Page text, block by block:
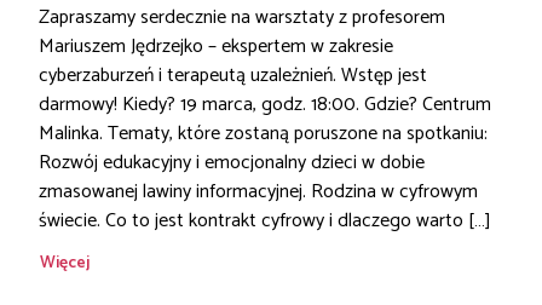
Zapraszamy serdecznie na warsztaty z profesorem
Mariuszem Jędrzejko – ekspertem w zakresie
cyberzaburzeń i terapeutą uzależnień. Wstęp jest
darmowy! Kiedy? 19 marca, godz. 18:00. Gdzie? Centrum
Malinka. Tematy, które zostaną poruszone na spotkaniu:
Rozwój edukacyjny i emocjonalny dzieci w dobie
zmasowanej lawiny informacyjnej. Rodzina w cyfrowym
świecie. Co to jest kontrakt cyfrowy i dlaczego warto […]
Więcej